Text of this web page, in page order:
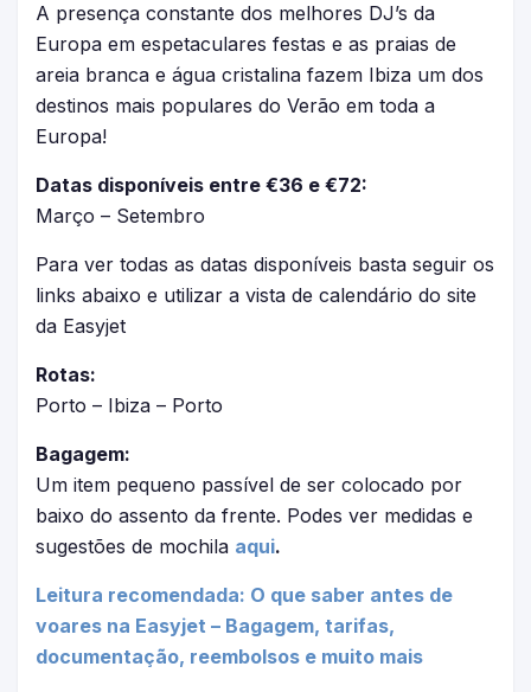
A presença constante dos melhores DJ’s da
Europa em espetaculares festas e as praias de
areia branca e água cristalina fazem Ibiza um dos
destinos mais populares do Verão em toda a
Europa!
Datas disponíveis entre €36 e €72:
Março – Setembro
Para ver todas as datas disponíveis basta seguir os
links abaixo e utilizar a vista de calendário do site
da Easyjet
Rotas:
Porto – Ibiza – Porto
Bagagem:
Um item pequeno passível de ser colocado por
baixo do assento da frente. Podes ver medidas e
sugestões de mochila aqui.
Leitura recomendada: O que saber antes de
voares na Easyjet – Bagagem, tarifas,
documentação, reembolsos e muito mais